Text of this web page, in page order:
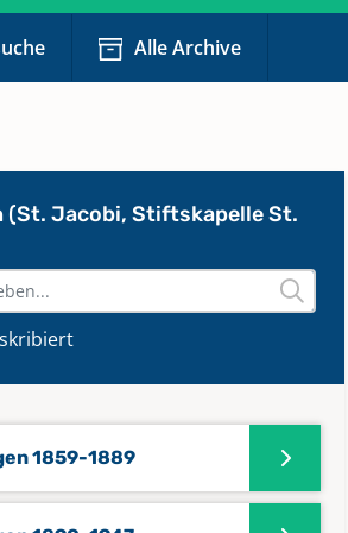
Alle Archive
(St. Jacobi, Stiftskapelle St.
1859-1889